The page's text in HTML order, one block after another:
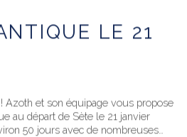
LE 21
Azoth et son équipage vous propose
au départ de Sète le 21 janvier
50 jours avec de nombreuses…